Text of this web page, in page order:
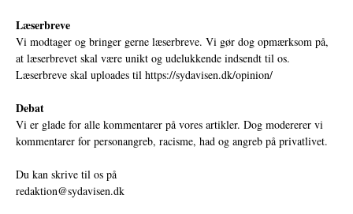
Læserbreve
Vi modtager og bringer gerne læserbreve. Vi gør dog opmærksom på,
at læserbrevet skal være unikt og udelukkende indsendt til os.
Læserbreve skal uploades til https://sydavisen.dk/opinion/
Debat
Vi er glade for alle kommentarer på vores artikler. Dog modererer vi
kommentarer for personangreb, racisme, had og angreb på privatlivet.
Du kan skrive til os på
redaktion@sydavisen.dk